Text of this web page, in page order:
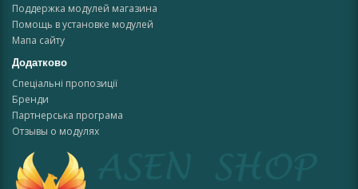
Поддержка модулей магазина
Помощь в установке модулей
Мапа сайту
Додатково
Спеціальні пропозиції
Бренди
Партнерська програма
Отзывы о модулях